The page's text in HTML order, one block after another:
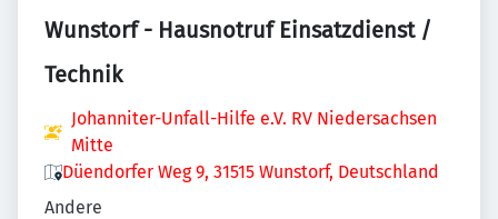
Wunstorf - Hausnotruf Einsatzdienst /
Technik
Johanniter-Unfall-Hilfe e.V. RV Niedersachsen
Mitte
Düendorfer Weg 9, 31515 Wunstorf, Deutschland
Andere